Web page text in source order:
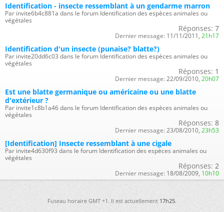
Identification - insecte ressemblant à un gendarme marron
Par invite6b4c881a dans le forum Identification des espèces animales ou
végétales
Réponses: 7
Dernier message: 11/11/2011, 21h17
Identification d'un insecte (punaise? blatte?)
Par invite20dd6c03 dans le forum Identification des espèces animales ou
végétales
Réponses: 1
Dernier message: 22/09/2010, 20h07
Est une blatte germanique ou américaine ou une blatte
d'extérieur ?
Par invite1c8b1a46 dans le forum Identification des espèces animales ou
végétales
Réponses: 8
Dernier message: 23/08/2010, 23h53
[Identification] Insecte ressemblant à une cigale
Par invite4d630f93 dans le forum Identification des espèces animales ou
végétales
Réponses: 2
Dernier message: 18/08/2009, 10h10
Fuseau horaire GMT +1. Il est actuellement 17h25.